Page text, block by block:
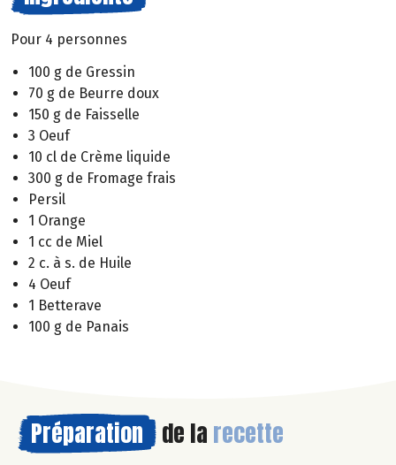
Pour 4 personnes
100 g de Gressin
70 g de Beurre doux
150 g de Faisselle
3 Oeuf
10 cl de Crème liquide
300 g de Fromage frais
Persil
1 Orange
1 cc de Miel
2 c. à s. de Huile
4 Oeuf
1 Betterave
100 g de Panais
Préparation de la recette